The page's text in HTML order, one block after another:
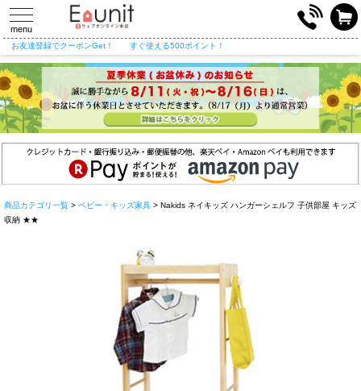
toggle
navigation
menu
お友達登録でクーポンGet！ すぐ使える500ポイント！
商品カテゴリ一覧 > ベビー・キッズ家具 > Nakids ネイキッズ ハンガーシェルフ 子供部屋 キッズ
収納 ★★